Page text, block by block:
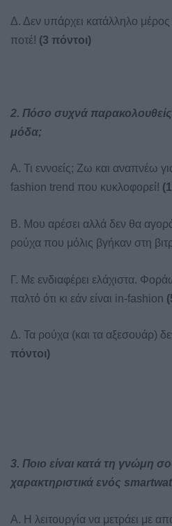
Δ. Δεν υπάρχει κατάλληλο μέρος
ποτέ! (3 πόντοι)
2. Πόσο συχνά παρακολουθείς
μόδα;
A. Τι εννοείς; Ζω και αναπνέω
fashion trend που κυκλοφορεί!
B. Μου αρέσει αλλά δεν θα
ρούχα που μόλις βγήκαν στη
Γ. Με ενδιαφέρει ελάχιστα.
παλτό ότι κι εάν είναι in-fashion
Δ. Τα ρούχα (και τα αξεσουάρ)
πόντοι)
3. Ποιο είναι κατά τη γνώμη
χαρακτηριστικά ενός
Α. Η λειτουργία να μετράει με